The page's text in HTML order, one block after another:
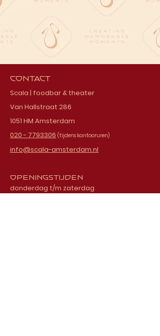
Contact
Scala | foodbar & theater
Van Hallstraat 286
1051 HM Amsterdam
020 - 7793306 (tijdens kantooruren)
info@scala-amsterdam.nl
Openingstijden
donderdag t/m zaterdag